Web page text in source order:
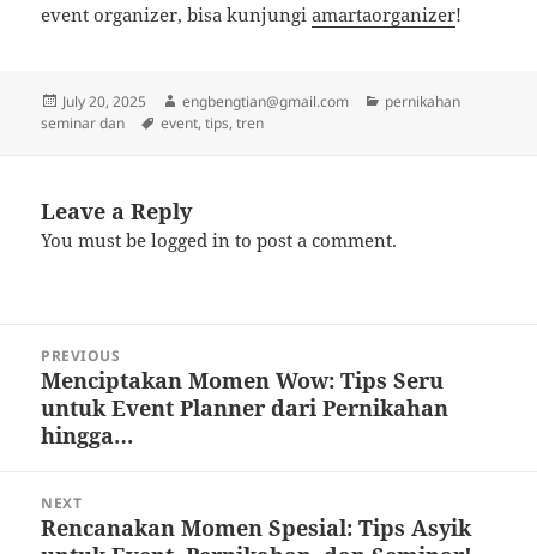
event organizer, bisa kunjungiamartaorganizer!
Posted
on
July 20, 2025 Author
engbengtian@gmail.com Categories
pernikahan
seminar dan
Tags
event,tips,tren
Leave a Reply
You must belogged in to post a comment.
navigation
PREVIOUS
Previous
post:
Menciptakan Momen Wow: Tips Seru
untuk Event Planner dari Pernikahan
hingga…
NEXT
Next
Rencanakan Momen Spesial: Tips Asyik